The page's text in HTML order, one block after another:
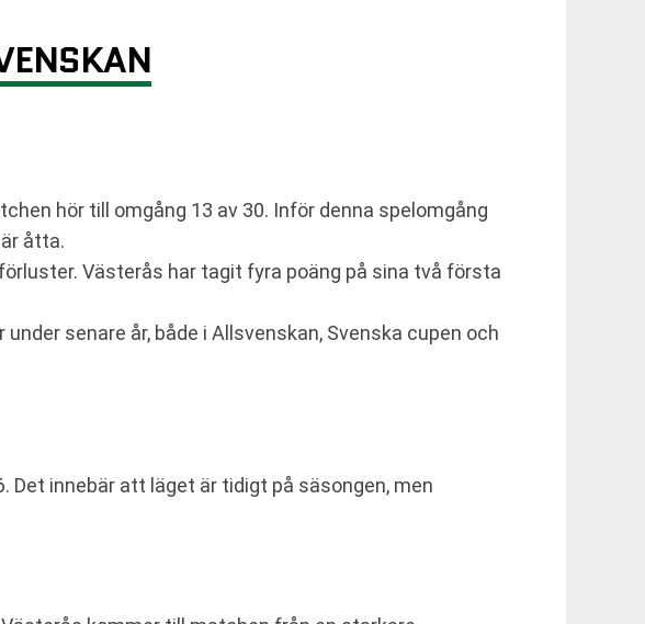
hör till omgång 13 av 30. Inför denna spelomgång
åtta.
Västerås har tagit fyra poäng på sina två första
senare år, både i Allsvenskan, Svenska cupen och
Det innebär att läget är tidigt på säsongen, men